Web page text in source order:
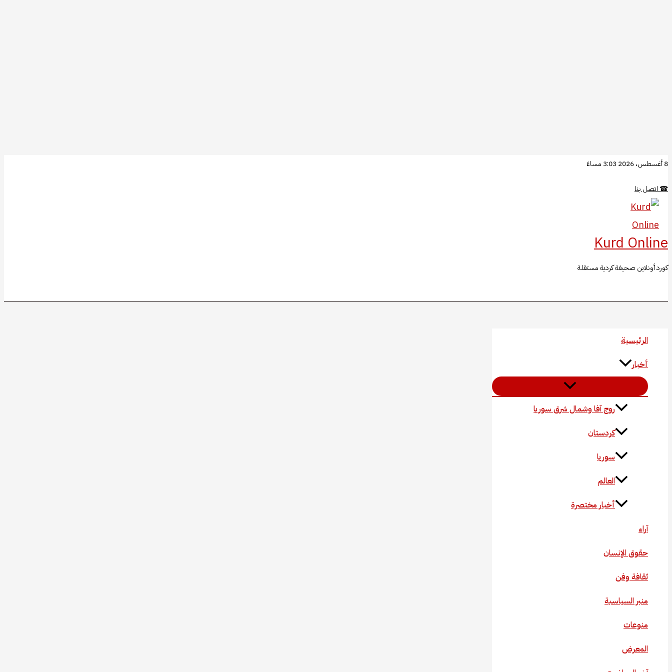
تخطي
المحتوى
8 أغسطس، 2026 3:03 مساءً
☎ اتصل بنا
Kurd Online
كورد أونلاين صحيفة كردية مستقلة
الرئيسية
أخبار
روج آفا وشمال شرق سوريا
كردستان
سوريا
العالم
أخبار مختصرة
آراء
حقوق الإنسان
ثقافة وفن
منبر السياسية
منوعات
المعرض